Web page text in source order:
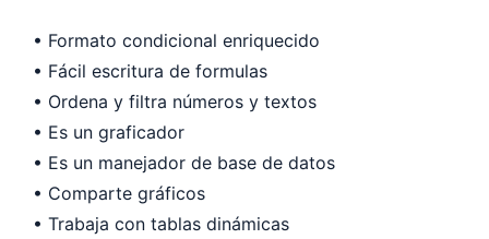
• Formato condicional enriquecido
• Fácil escritura de formulas
• Ordena y filtra números y textos
• Es un graficador
• Es un manejador de base de datos
• Comparte gráficos
• Trabaja con tablas dinámicas